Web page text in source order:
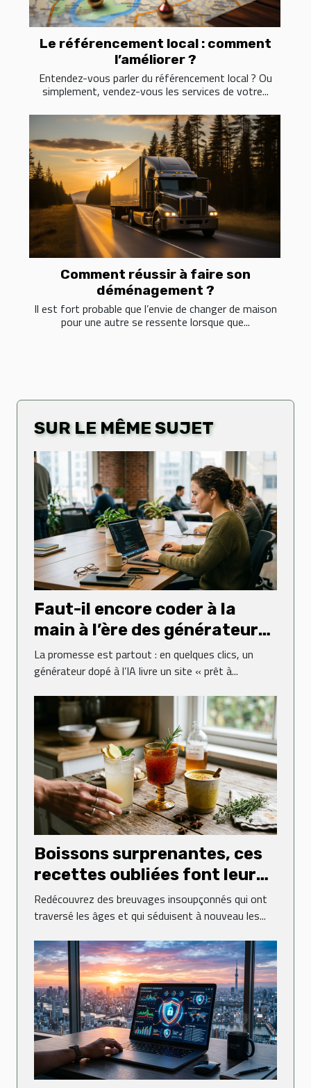
Le référencement local : comment
l’améliorer ?
Entendez-vous parler du référencement local ? Ou
simplement, vendez-vous les services de votre...
Comment réussir à faire son
déménagement ?
Il est fort probable que l’envie de changer de maison
pour une autre se ressente lorsque que...
SUR LE MÊME SUJET
Faut-il encore coder à la
main à l’ère des générateurs
web ?
La promesse est partout : en quelques clics, un
générateur dopé à l’IA livre un site « prêt à...
Boissons surprenantes, ces
recettes oubliées font leur
grand retour
Redécouvrez des breuvages insoupçonnés qui ont
traversé les âges et qui séduisent à nouveau les...